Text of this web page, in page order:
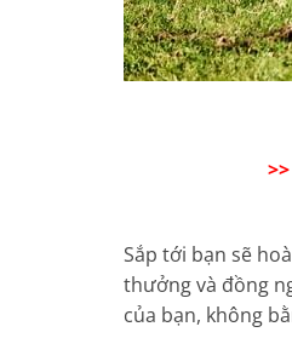
>>
Sắp tới bạn sẽ
thưởng và đồng
của bạn, không